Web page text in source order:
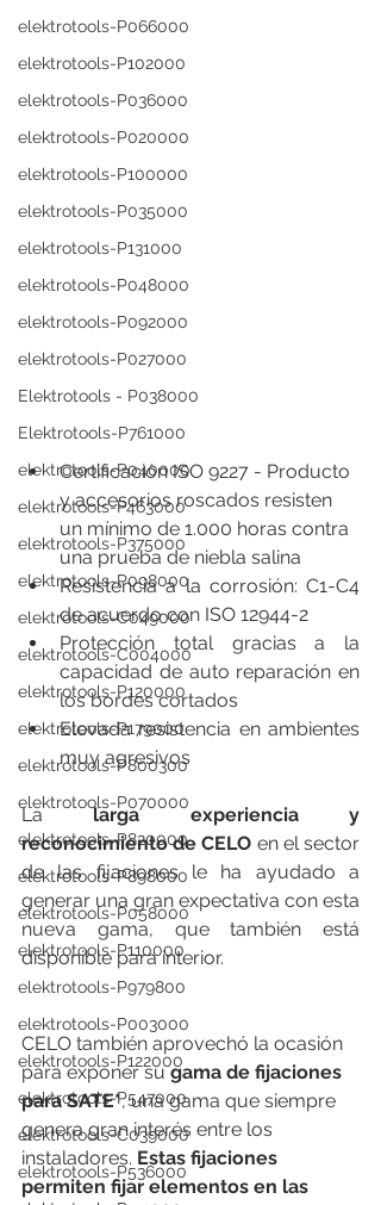
elektrotools-P066000
elektrotools-P102000
elektrotools-P036000
elektrotools-P020000
elektrotools-P100000
elektrotools-P035000
elektrotools-P131000
elektrotools-P048000
elektrotools-P092000
elektrotools-P027000
Elektrotools - P038000
Elektrotools-P761000
elektrotools-P040000
elektrotools-P463000
elektrotools-P375000
elektrotools-P098000
elektrotools-C049000
elektrotools-C004000
elektrotools-P120000
elektrotools-P179000
elektrotools-P800300
elektrotools-P070000
elektrotools-P820000
elektrotools-P898000
elektrotools-P058000
elektrotools-P110000
elektrotools-P979800
elektrotools-P003000
elektrotools-P122000
elektrotools-P547000
elektrotools-C039000
elektrotools-P536000
Certificación ISO 9227 - Producto
y accesorios roscados resisten
un mínimo de 1.000 horas contra
una prueba de niebla salina
Resistencia a la corrosión: C1-C4
de acuerdo con ISO 12944-2
Protección total gracias a la
capacidad de auto reparación en
los bordes cortados
Elevada resistencia en ambientes
muy agresivos
La larga experiencia y
reconocimiento de CELO en el sector
de las fijaciones le ha ayudado a
generar una gran expectativa con esta
nueva gama, que también está
disponible para interior.
CELO también aprovechó la ocasión
para exponer su gama de fijaciones
para SATE*, una gama que siempre
genera gran interés entre los
instaladores. Estas fijaciones
permiten fijar elementos en las